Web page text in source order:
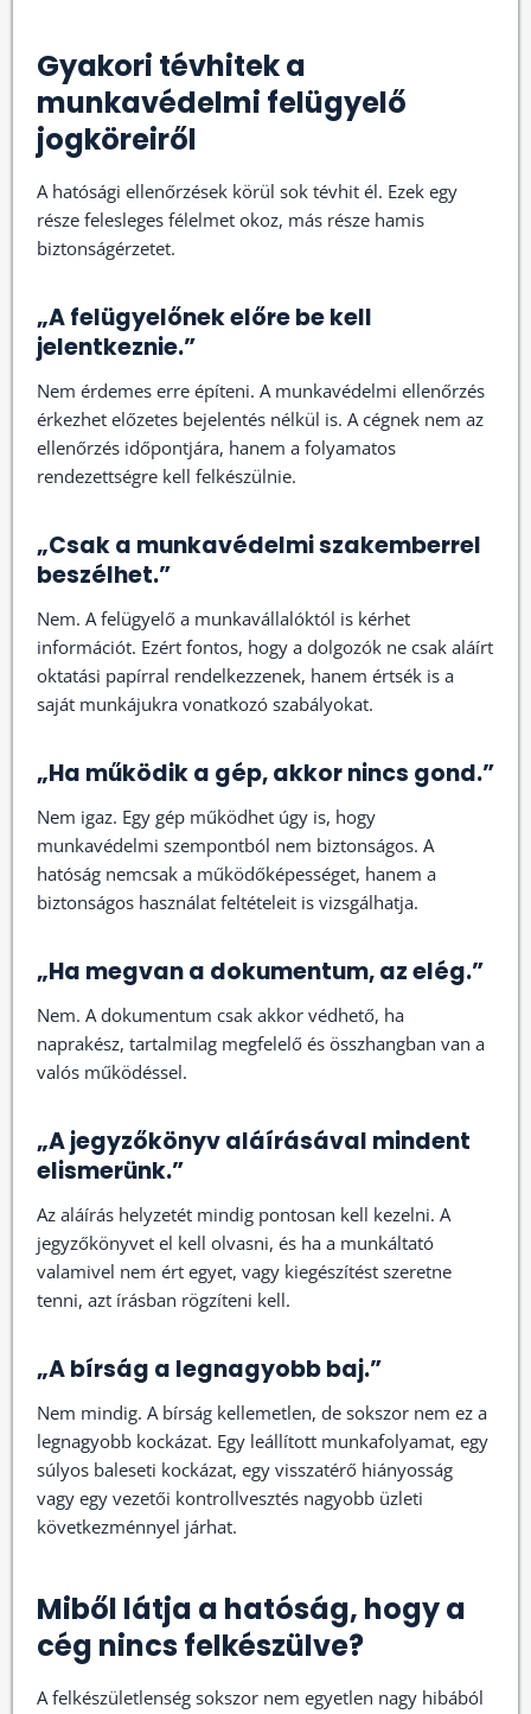
Gyakori tévhitek a
munkavédelmi felügyelő
jogköreiről
A hatósági ellenőrzések körül sok tévhit él. Ezek egy
része felesleges félelmet okoz, más része hamis
biztonságérzetet.
„A felügyelőnek előre be kell
jelentkeznie.”
Nem érdemes erre építeni. A munkavédelmi ellenőrzés
érkezhet előzetes bejelentés nélkül is. A cégnek nem az
ellenőrzés időpontjára, hanem a folyamatos
rendezettségre kell felkészülnie.
„Csak a munkavédelmi szakemberrel
beszélhet.”
Nem. A felügyelő a munkavállalóktól is kérhet
információt. Ezért fontos, hogy a dolgozók ne csak aláírt
oktatási papírral rendelkezzenek, hanem értsék is a
saját munkájukra vonatkozó szabályokat.
„Ha működik a gép, akkor nincs gond.”
Nem igaz. Egy gép működhet úgy is, hogy
munkavédelmi szempontból nem biztonságos. A
hatóság nemcsak a működőképességet, hanem a
biztonságos használat feltételeit is vizsgálhatja.
„Ha megvan a dokumentum, az elég.”
Nem. A dokumentum csak akkor védhető, ha
naprakész, tartalmilag megfelelő és összhangban van a
valós működéssel.
„A jegyzőkönyv aláírásával mindent
elismerünk.”
Az aláírás helyzetét mindig pontosan kell kezelni. A
jegyzőkönyvet el kell olvasni, és ha a munkáltató
valamivel nem ért egyet, vagy kiegészítést szeretne
tenni, azt írásban rögzíteni kell.
„A bírság a legnagyobb baj.”
Nem mindig. A bírság kellemetlen, de sokszor nem ez a
legnagyobb kockázat. Egy leállított munkafolyamat, egy
súlyos baleseti kockázat, egy visszatérő hiányosság
vagy egy vezetői kontrollvesztés nagyobb üzleti
következménnyel járhat.
Miből látja a hatóság, hogy a
cég nincs felkészülve?
A felkészületlenség sokszor nem egyetlen nagy hibából